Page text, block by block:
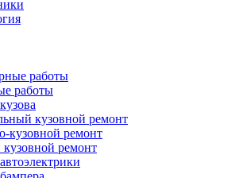
работы
работы
кузовной ремонт
кузовной ремонт
ремонт